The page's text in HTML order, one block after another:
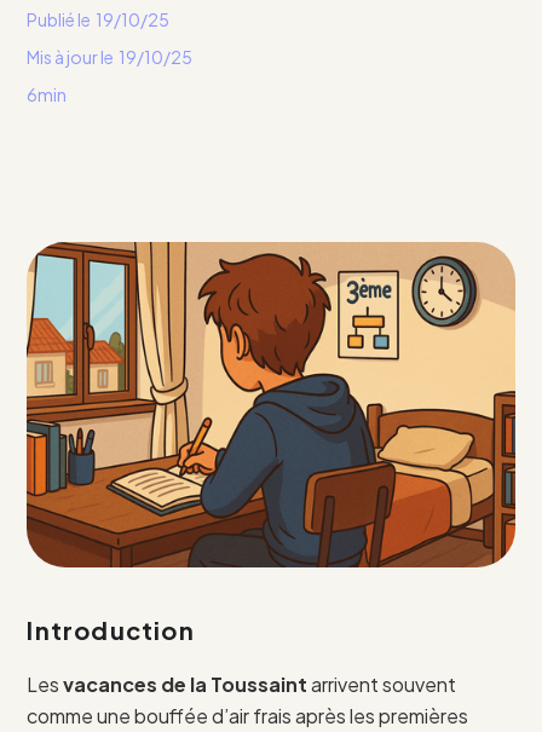
Publié le 19/10/25
Mis à jour le 19/10/25
6min
Introduction
Lesvacances de la Toussaintarrivent souvent
comme une bouffée d’air frais après les premières